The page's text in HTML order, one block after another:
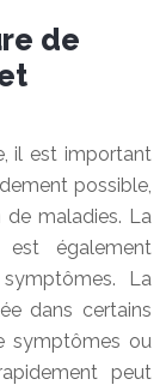
de
il est important
possible,
de maladies. La
également
La
dans certains
symptômes ou
peut